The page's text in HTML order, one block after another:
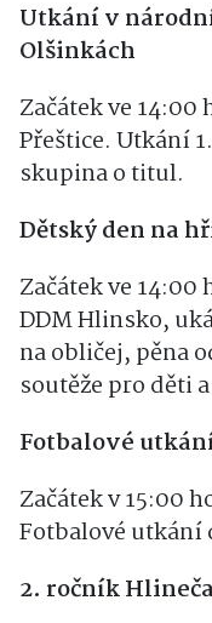
Utkání v
Olšinkách
Začátek ve 14:00
Přeštice. Utkání
skupina o titul.
Dětský den na
Začátek ve
DDM Hlinsko,
na obličej, pěna
soutěže pro děti
Fotbalové
Začátek v 15:00
Fotbalové utkání
2. ročník